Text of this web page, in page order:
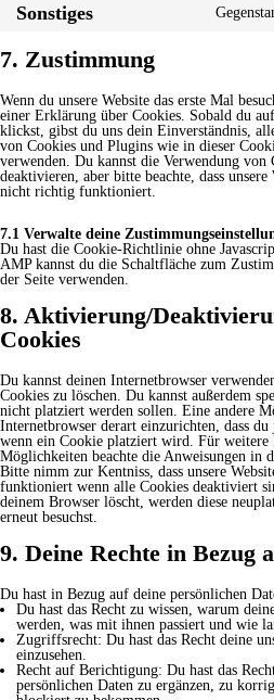
Sonstiges
7. Zustimmung
Wenn du unsere Website das erste Mal
einer Erklärung über Cookies. Sobald du
klickst, gibst du uns dein Einverständnis,
von Cookies und Plugins wie in dieser
verwenden. Du kannst die Verwendung von
deaktivieren, aber bitte beachte, dass
nicht richtig funktioniert.
7.1 Verwalte deine
Du hast die Cookie-Richtlinie ohne
AMP kannst du die Schaltfläche zum
der Seite verwenden.
8. Aktivierung/
Cookies
Du kannst deinen Internetbrowser
Cookies zu löschen. Du kannst außerdem
nicht platziert werden sollen. Eine andere
Internetbrowser derart einzurichten, dass
wenn ein Cookie platziert wird. Für weitere
Möglichkeiten beachte die Anweisungen in
Bitte nimm zur Kentniss, dass unsere
funktioniert wenn alle Cookies deaktiviert
deinem Browser löscht, werden diese
erneut besuchst.
9. Deine Rechte in Bezug
Du hast in Bezug auf deine persönlichen
Du hast das Recht zu wissen, warum
werden, was mit ihnen passiert und wie
Zugriffsrecht: Du hast das Recht deine
einzusehen.
Recht auf Berichtigung: Du hast das
persönlichen Daten zu ergänzen, zu